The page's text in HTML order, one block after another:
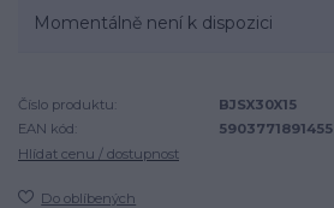
Momentálně není k dispozici
Číslo produktu:
BJSX30X15
EAN kód:
5903771891455
Hlídat cenu / dostupnost
Do oblíbených